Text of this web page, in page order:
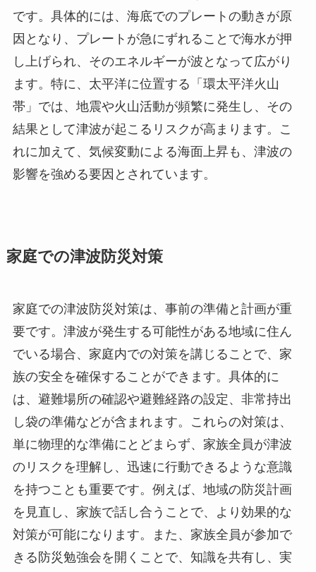
です。具体的には、海底でのプレートの動きが原
因となり、プレートが急にずれることで海水が押
し上げられ、そのエネルギーが波となって広がり
ます。特に、太平洋に位置する「環太平洋火山
帯」では、地震や火山活動が頻繁に発生し、その
結果として津波が起こるリスクが高まります。こ
れに加えて、気候変動による海面上昇も、津波の
影響を強める要因とされています。
家庭での津波防災対策
家庭での津波防災対策は、事前の準備と計画が重
要です。津波が発生する可能性がある地域に住ん
でいる場合、家庭内での対策を講じることで、家
族の安全を確保することができます。具体的に
は、避難場所の確認や避難経路の設定、非常持出
し袋の準備などが含まれます。これらの対策は、
単に物理的な準備にとどまらず、家族全員が津波
のリスクを理解し、迅速に行動できるような意識
を持つことも重要です。例えば、地域の防災計画
を見直し、家族で話し合うことで、より効果的な
対策が可能になります。また、家族全員が参加で
きる防災勉強会を開くことで、知識を共有し、実